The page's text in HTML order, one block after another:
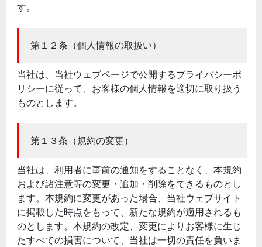
す。
第１２条（個人情報の取扱い）
当社は、当社ウェブページで公開するプライバシーポ
リシーに従って、お客様の個人情報を適切に取り扱う
ものとします。
第１３条（規約の変更）
当社は、利用者に事前の通知をすることなく、本規約
および諸注意等の変更・追加・削除をできるものとし
ます。本規約に変更があった場合、当社ウェブサイト
に掲載した時点をもって、新たな規約が適用されるも
のとします。本規約の改定、変更によりお客様に生じ
たすべての損害について、当社は一切の責任を負いま